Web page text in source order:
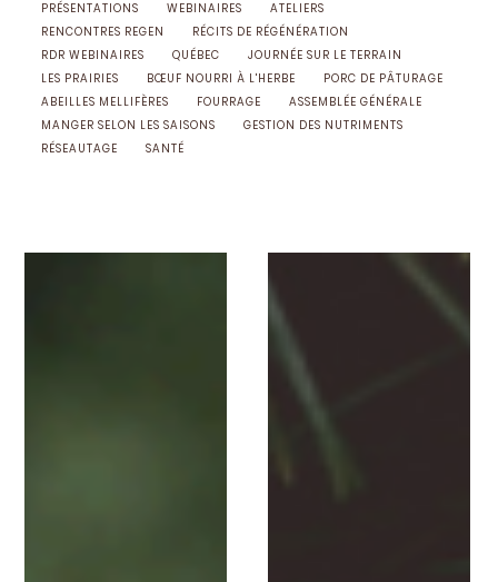
PRÉSENTATIONS WEBINAIRES
ATELIERS
RENCONTRES REGEN
RÉCITS DE RÉGÉNÉRATION
RDR WEBINAIRES
QUÉBEC
JOURNÉE SUR LE TERRAIN
LES PRAIRIES
BŒUF NOURRI À L'HERBE
PORC DE PÂTURAGE
ABEILLES MELLIFÈRES
FOURRAGE
ASSEMBLÉE GÉNÉRALE
MANGER SELON LES SAISONS
GESTION DES NUTRIMENTS
RÉSEAUTAGE
SANTÉ